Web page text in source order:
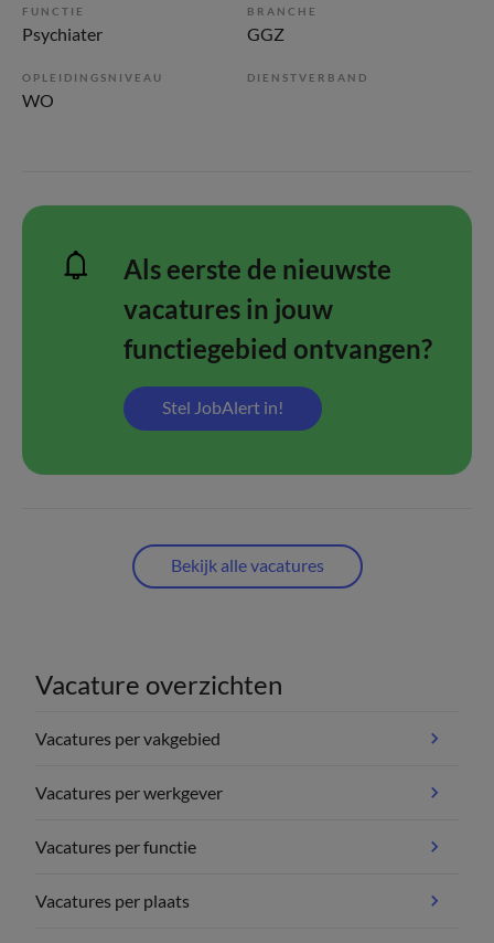
FUNCTIE
Psychiater
BRANCHE
GGZ
OPLEIDINGSNIVEAU
WO
DIENSTVERBAND
Als eerste de nieuwste
vacatures in jouw
functiegebied ontvangen?
Stel JobAlert in!
Bekijk alle vacatures
Vacature overzichten
Vacatures per vakgebied
Vacatures per werkgever
Vacatures per functie
Vacatures per plaats